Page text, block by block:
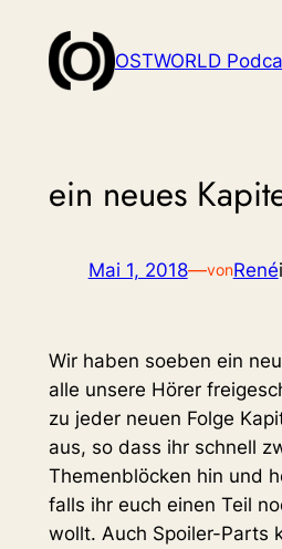
Inhalt
springen
OSTWORLD
ein neues
Mai 1, 2018—vonRené
Wir haben soeben ein
alle unsere Hörer
zu jeder neuen Folge
aus, so dass ihr schnell
Themenblöcken hin und
falls ihr euch einen Teil
wollt. Auch Spoiler-Parts